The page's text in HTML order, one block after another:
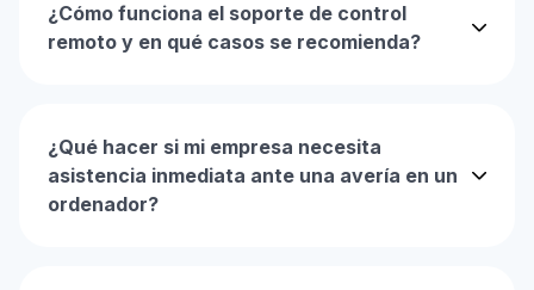
¿Cómo funciona el soporte de control
remoto y en qué casos se recomienda?
¿Qué hacer si mi empresa necesita
asistencia inmediata ante una avería en un
ordenador?